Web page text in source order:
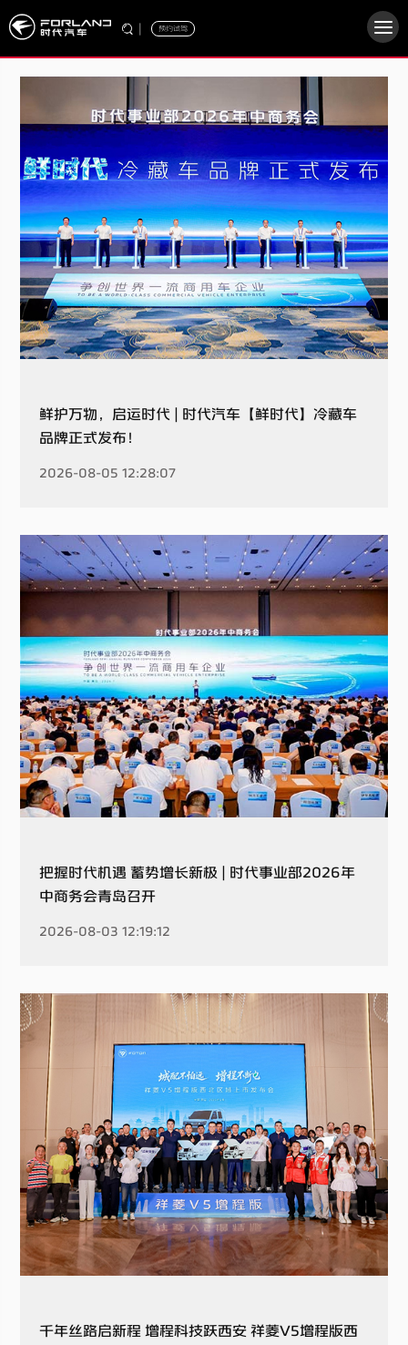
| 预约试驾
鲜护万物，启运时代 | 时代汽车【鲜时代】冷藏车
品牌正式发布！
2026-08-05 12:28:07
把握时代机遇 蓄势增长新极 | 时代事业部2026年
中商务会青岛召开
2026-08-03 12:19:12
千年丝路启新程 增程科技跃西安 祥菱V5增程版西